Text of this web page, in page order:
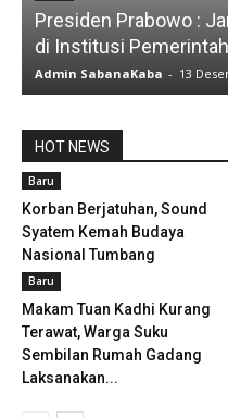
Presiden Prabowo :
di Institusi
Admin SabanaKaba - 13
HOT NEWS
Baru
Korban Berjatuhan, Sound
Syatem Kemah Budaya
Nasional Tumbang
Baru
Makam Tuan Kadhi Kurang
Terawat, Warga Suku
Sembilan Rumah Gadang
Laksanakan...